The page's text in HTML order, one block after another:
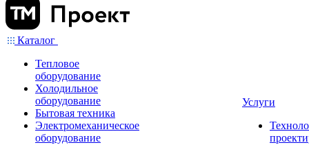
Каталог
Тепловое
оборудование
Холодильное
оборудование
Бытовая техника
Электромеханическое
оборудование
Услуги